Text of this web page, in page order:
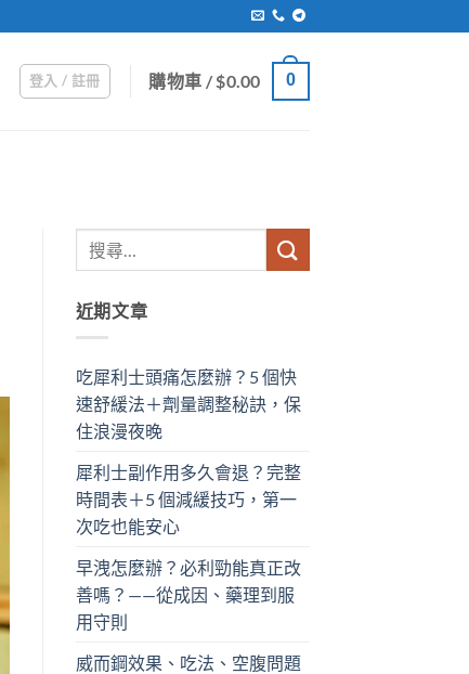
登入 / 註冊 購物車 /$0.00 0
近期文章
吃犀利士頭痛怎麼辦？5 個快
速舒緩法＋劑量調整秘訣，保
住浪漫夜晚
犀利士副作用多久會退？完整
時間表＋5 個減緩技巧，第一
次吃也能安心
早洩怎麼辦？必利勁能真正改
善嗎？——從成因、藥理到服
用守則
威而鋼效果、吃法、空腹問題